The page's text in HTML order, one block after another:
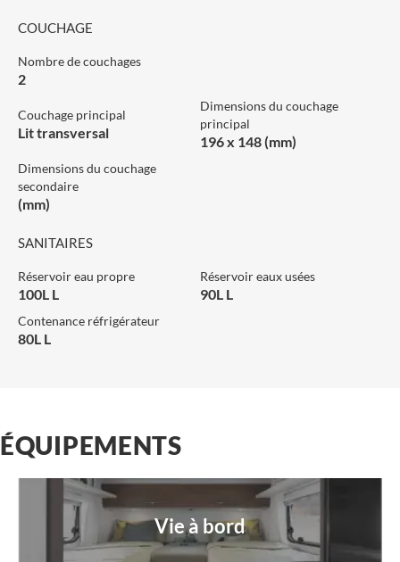
COUCHAGE
Nombre de couchages
2
Couchage principal
Lit transversal
Dimensions du couchage
principal
196 x 148 (mm)
Dimensions du couchage
secondaire
(mm)
SANITAIRES
Réservoir eau propre
100L L
Réservoir eaux usées
90L L
Contenance réfrigérateur
80L L
ÉQUIPEMENTS
Vie à bord